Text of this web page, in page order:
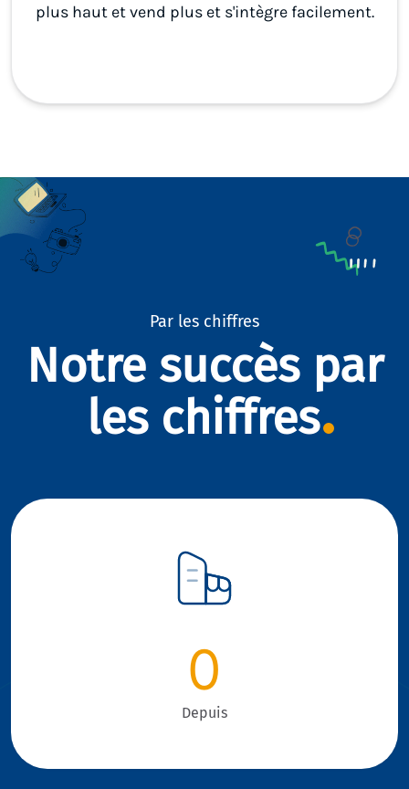
plus haut et vend plus et s'intègre facilement.
Par les chiffres
Notre succès par
les chiffres
0
Depuis